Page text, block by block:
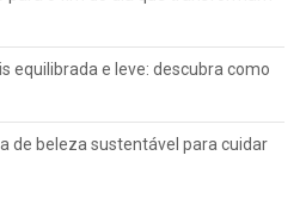
equilibrada e leve: descubra como
de beleza sustentável para cuidar